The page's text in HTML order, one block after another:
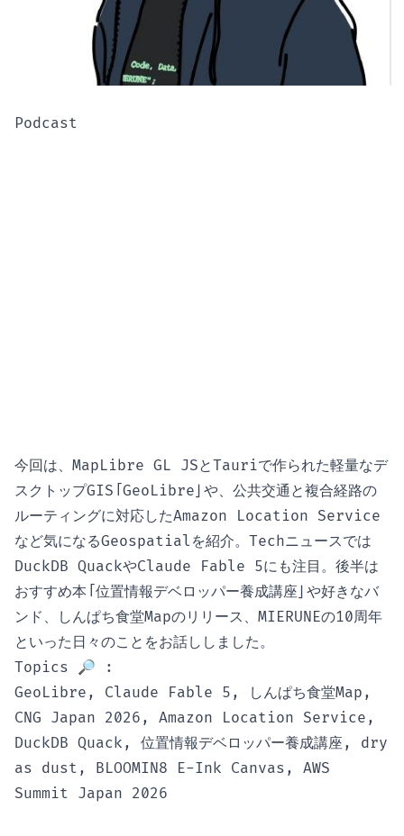
Podcast
今回は、MapLibre GL JSとTauriで作られた軽量なデ
スクトップGIS「GeoLibre」や、公共交通と複合経路の
ルーティングに対応したAmazon Location Service
など気になるGeospatialを紹介。Techニュースでは
DuckDB QuackやClaude Fable 5にも注目。後半は
おすすめ本「位置情報デベロッパー養成講座」や好きなバ
ンド、しんぱち食堂Mapのリリース、MIERUNEの10周年
といった日々のことをお話ししました。
Topics 🔎 :
GeoLibre, Claude Fable 5, しんぱち食堂Map,
CNG Japan 2026, Amazon Location Service,
DuckDB Quack, 位置情報デベロッパー養成講座, dry
as dust, BLOOMIN8 E-Ink Canvas, AWS
Summit Japan 2026